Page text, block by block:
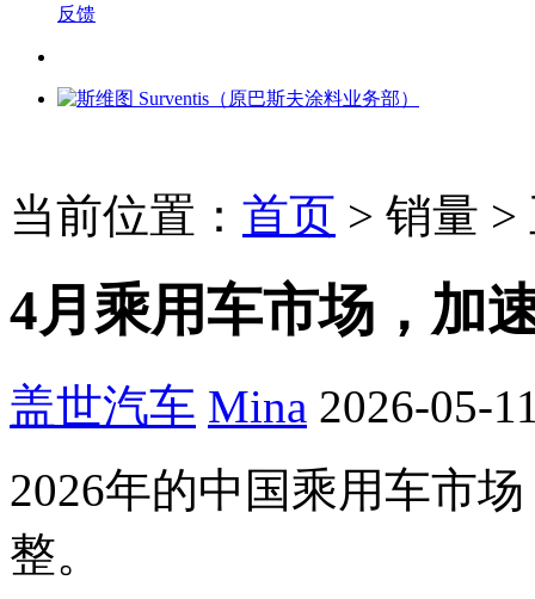
反馈
当前位置： 首页 > 销量 >
4月乘用车市场，加
盖世汽车 Mina 2026-05-
2026年的中国乘用车市
整。